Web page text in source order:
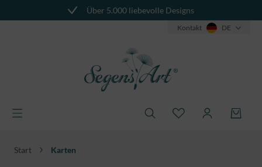
Über 5.000 liebevolle Designs
Kontakt DE
Start Karten